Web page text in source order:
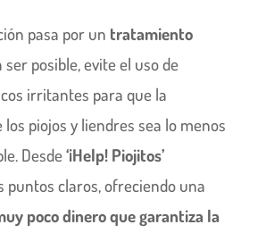
pasa por un tratamiento
ser posible, evite el uso de
irritantes para que la
piojos y liendres sea lo menos
Desde‘¡Help! Piojitos’
puntos claros, ofreciendo una
poco dinero que garantiza la